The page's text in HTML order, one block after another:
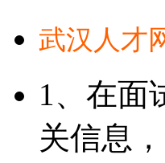
武汉人才
1、在面
关信息